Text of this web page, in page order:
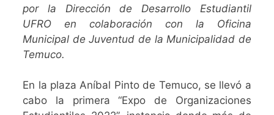
por la Dirección de Desarrollo Estudiantil
UFRO en colaboración con la Oficina
Municipal de Juventud de la Municipalidad de
Temuco.
En la plaza Aníbal Pinto de Temuco, se llevó a
cabo la primera “Expo de Organizaciones